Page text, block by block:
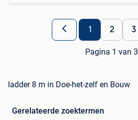
1 2 3
Pagina 1 van 3
ladder 8 m in Doe-het-zelf en Bouw
Gerelateerde zoektermen